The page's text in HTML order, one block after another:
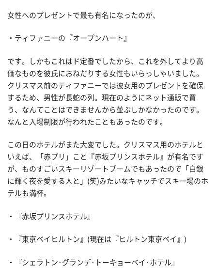
女性へのプレゼントで最も有名になったのが、
・ティファニーの『オープンハート』
です。しかもこれはド定番でしたから、これを外してより高
価なものを彼氏におねだりする女性もいらっしゃいました。
クリスマス前のティファニーでは彼女用のプレゼントを確保
するため、男性が長蛇の列。現在のようにネット通販で買
う、なんてことはできませんから並ぶしかなかったのです。
なんと入場制限が行われたこともあったのです。
この日のホテルがまた大変でした。クリスマス用のホテルと
いえば、「赤プリ」こと『赤坂プリンスホテル』が有名です
が、ものすごいスキーリゾートブームでもあったので「白銀
に輝く夜を愛する人と」(笑)みたいなキャッチでスキー場のホ
テルも満杯。
・『赤坂プリンスホテル』
・『東京ベイヒルトン』(現在は『ヒルトン東京ベイ』)
・『シェラトン･グランデ･トーキョーベイ･ホテル』